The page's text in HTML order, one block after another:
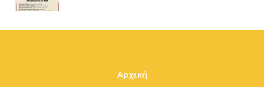
Αρχική